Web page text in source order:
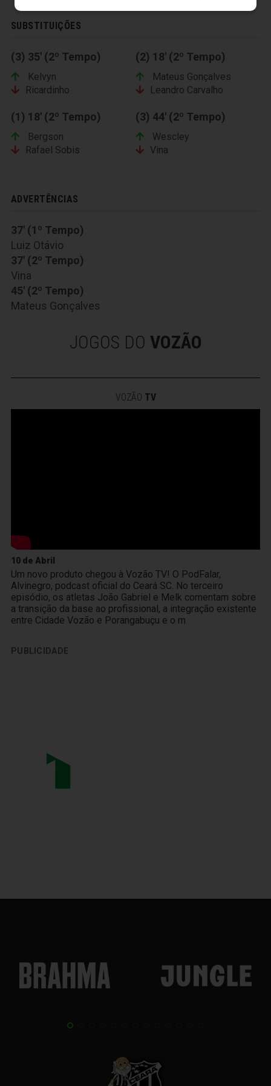
SUBSTITUIÇÕES
(3) 35' (2º Tempo)
Kelvyn
Ricardinho
(2) 18' (2º Tempo)
Mateus Gonçalves
Leandro Carvalho
(1) 18' (2º Tempo)
Bergson
Rafael Sobis
(3) 44' (2º Tempo)
Wescley
Vina
ADVERTÊNCIAS
37' (1º Tempo)
Luiz Otávio
37' (2º Tempo)
Vina
45' (2º Tempo)
Mateus Gonçalves
JOGOS DO VOZÃO
VOZÃO TV
10 de Abril
Um novo produto chegou à Vozão TV! O PodFalar,
Alvinegro, podcast oficial do Ceará SC. No terceiro
episódio, os atletas João Gabriel e Melk comentam sobre
a transição da base ao profissional, a integração existente
entre Cidade Vozão e Porangabuçu e o m
PUBLICIDADE